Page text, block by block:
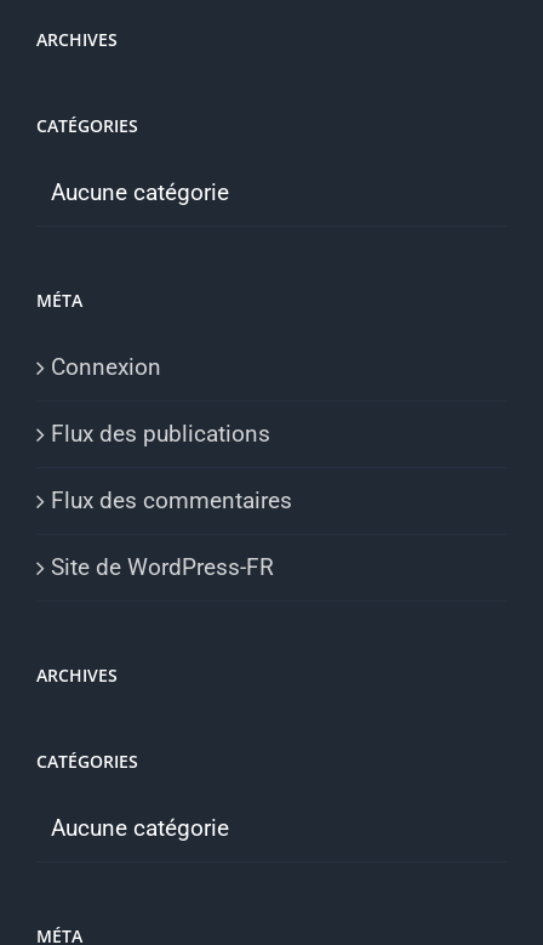
ARCHIVES
CATÉGORIES
Aucune catégorie
MÉTA
Connexion
Flux des publications
Flux des commentaires
Site de WordPress-FR
ARCHIVES
CATÉGORIES
Aucune catégorie
MÉTA